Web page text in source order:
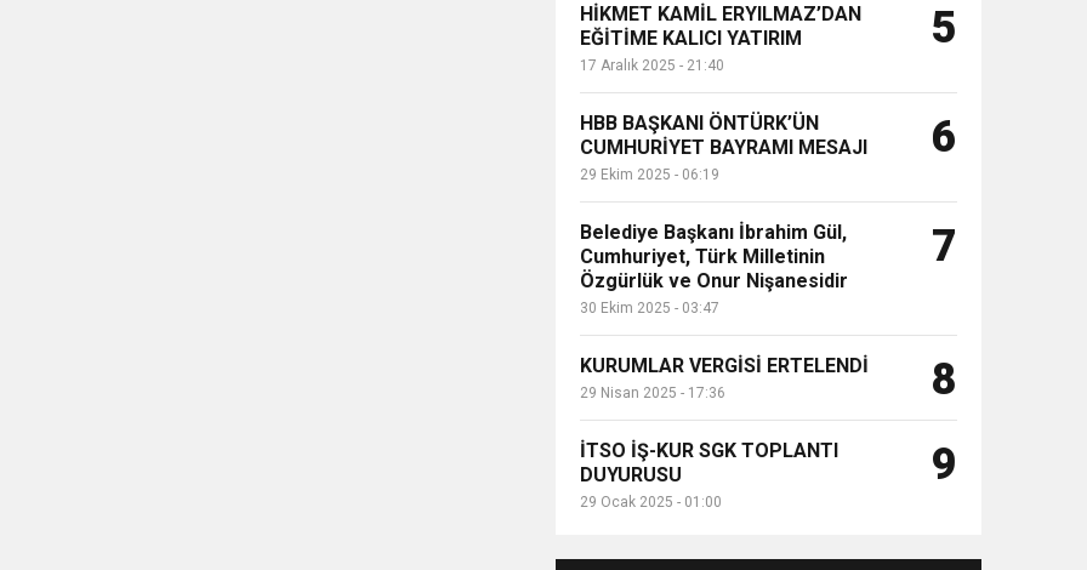
HİKMET KAMİL ERYILMAZ’DAN
EĞİTİME KALICI YATIRIM
17 Aralık 2025 - 21:40
5
HBB BAŞKANI ÖNTÜRK’ÜN
CUMHURİYET BAYRAMI MESAJI
29 Ekim 2025 - 06:19
6
Belediye Başkanı İbrahim Gül,
Cumhuriyet, Türk Milletinin
Özgürlük ve Onur Nişanesidir
30 Ekim 2025 - 03:47
7
KURUMLAR VERGİSİ ERTELENDİ
29 Nisan 2025 - 17:36 8
İTSO İŞ-KUR SGK TOPLANTI
DUYURUSU
29 Ocak 2025 - 01:00
9